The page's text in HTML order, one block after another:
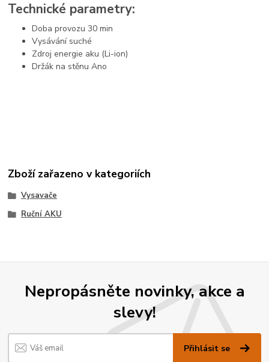
Technické parametry:
Doba provozu 30 min
Vysávání suché
Zdroj energie aku (Li-ion)
Držák na stěnu Ano
Zboží zařazeno v kategoriích
Vysavače
Ruční AKU
Nepropásněte novinky, akce a
slevy!
Přihlásit se